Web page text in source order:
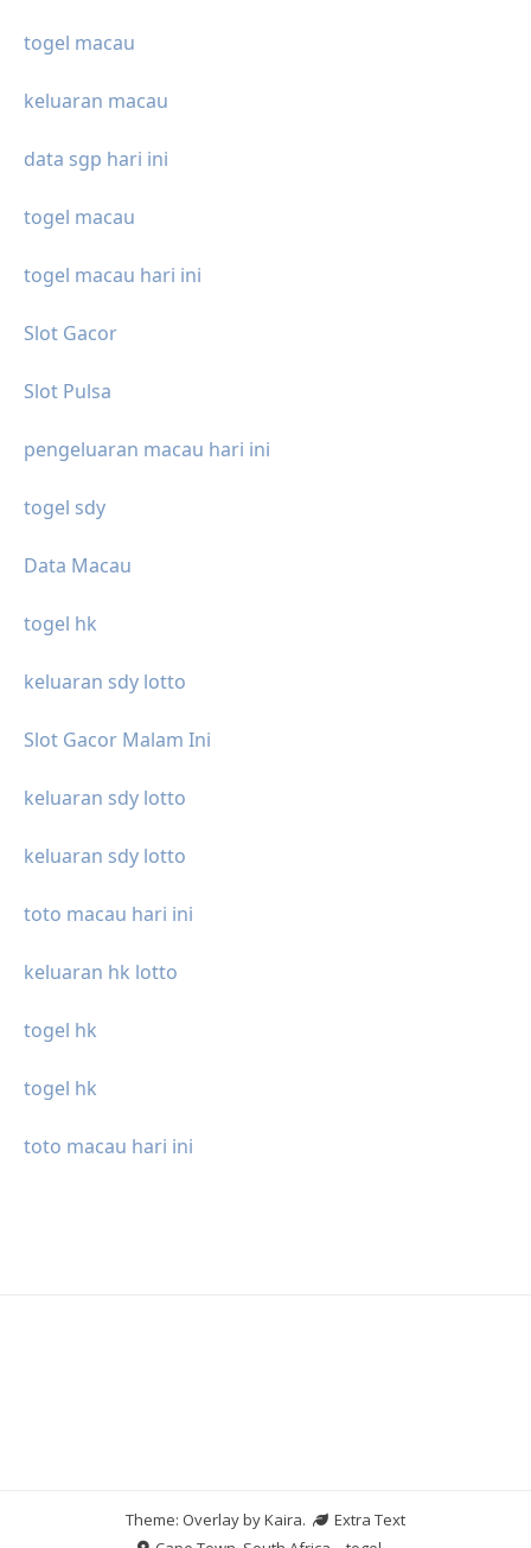
togel macau
keluaran macau
data sgp hari ini
togel macau
togel macau hari ini
Slot Gacor
Slot Pulsa
pengeluaran macau hari ini
togel sdy
Data Macau
togel hk
keluaran sdy lotto
Slot Gacor Malam Ini
keluaran sdy lotto
keluaran sdy lotto
toto macau hari ini
keluaran hk lotto
togel hk
togel hk
toto macau hari ini
Theme: Overlay byKaira.
Extra Text